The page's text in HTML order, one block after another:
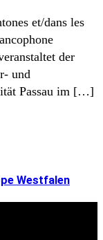
et/dans les
der
und
Passau im […]
Westfalen